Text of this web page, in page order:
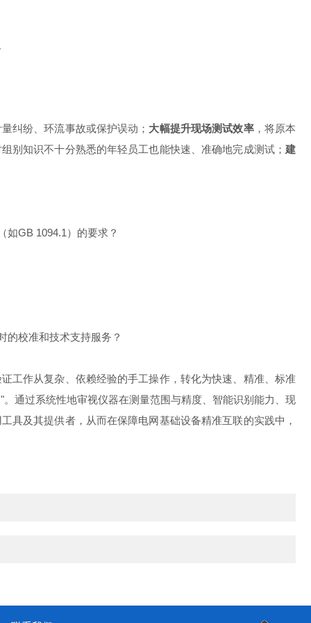
纠纷、环流事故或保护误动； 大幅提升现场测试效率，将原本
别知识不十分熟悉的年轻员工也能快速、准确地完成测试； 建
GB 1094.1）的要求？
的校准和技术支持服务？
工作从复杂、依赖经验的手工操作，转化为快速、精准、标准
通过系统性地审视仪器在测量范围与精度、智能识别能力、现
具及其提供者，从而在保障电网基础设备精准互联的实践中，